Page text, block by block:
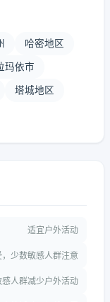
哈密地区
玛依市
塔城地区
适宜户外活动
少数敏感人群注意
感人群减少户外活动